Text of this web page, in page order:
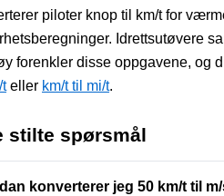
piloter knop til km/t for
Idrettsutøvere
forenkler disse oppgavene, og
teller km/t til mi/t.
stilte spørsmål
konverterer jeg 50 km/t til